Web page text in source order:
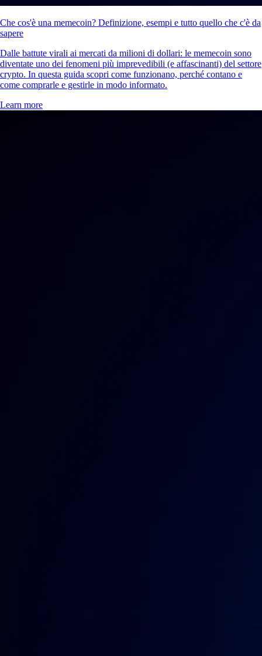
Che cos'è una memecoin? Definizione, esempi e tutto quello che c'è da
sapere
Dalle battute virali ai mercati da milioni di dollari: le memecoin sono
diventate uno dei fenomeni più imprevedibili (e affascinanti) del settore
crypto. In questa guida scopri come funzionano, perché contano e
come comprarle e gestirle in modo informato.
Learn more